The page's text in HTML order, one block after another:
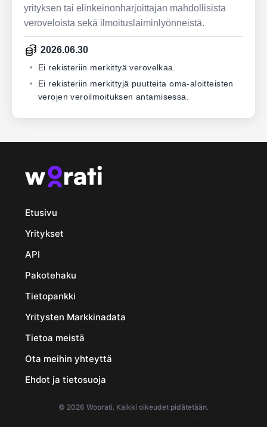
yrityksen tai elinkeinonharjoittajan mahdollisista
veroveloista sekä ilmoituslaiminlyönneistä.
2026.06.30
Ei rekisteriin merkittyä verovelkaa.
Ei rekisteriin merkittyjä puutteita oma-aloitteisten
verojen veroilmoituksen antamisessa.
Etusivu
Yritykset
API
Pakotehaku
Tietopankki
Yritysten Markkinadata
Tietoa meistä
Ota meihin yhteyttä
Ehdot ja tietosuoja
© 2026 Woorati. Kaikki oikeudet pidätetään.